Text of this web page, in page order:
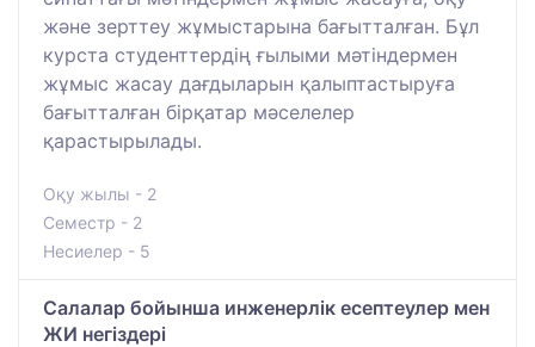
және зерттеу жұмыстарына бағытталған. Бұл
курста студенттердің ғылыми мәтіндермен
жұмыс жасау дағдыларын қалыптастыруға
бағытталған бірқатар мәселелер
қарастырылады.
Оқу жылы - 2
Семестр - 2
Несиелер - 5
Салалар бойынша инженерлік есептеулер мен
ЖИ негіздері